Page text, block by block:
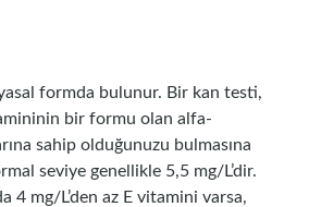
formda bulunur. Bir kan testi,
bir formu olan alfa-
sahip olduğunuzu bulmasına
seviye genellikle 5,5 mg/L’dir.
4 mg/L’den az E vitamini varsa,